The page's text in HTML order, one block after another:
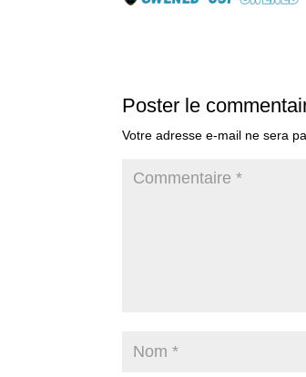
Poster le
Votre adresse e-mail ne sera